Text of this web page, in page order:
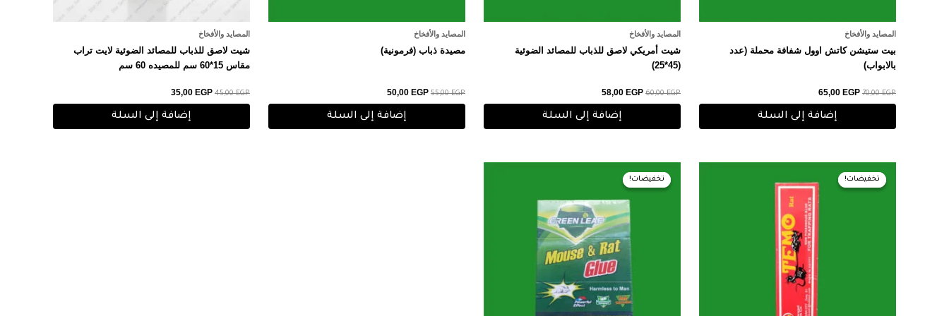
المصايد والأفخاخ
بيت ستيشن كاتش اوول شفافة محملة (عدد
بالابواب)
70,00EGP
65,00 EGP
إضافة إلى السلة
المصايد والأفخاخ
شيت أمريكي لاصق للذباب للمصائد الضوئية
(45*25)
60,00EGP
58,00 EGP
إضافة إلى السلة
المصايد والأفخاخ
مصيدة ذباب (فرمونية)
55,00EGP
50,00 EGP
إضافة إلى السلة
المصايد والأفخاخ
شيت لاصق للذباب للمصائد الضوئية لايت تراب
مقاس 15*60 سم للمصيده 60 سم
45,00EGP
35,00 EGP
إضافة إلى السلة
تخفيضات!
تخفيضات!
السعر
الأصلي
هو:
السعر
هو:
45,00 EGP.
تخفيضات!
تخفيضات!
السعر
الأصلي
هو:
السعر